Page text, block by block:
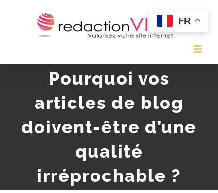
Pourquoi vos
articles de blog
doivent-être d’une
qualité
irréprochable ?
FR